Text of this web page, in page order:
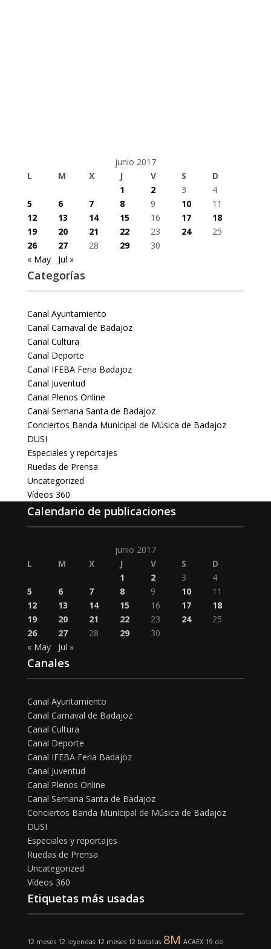
junio 2017
L
M X J V S
D
1
2 3
4
5
6 7 8 9 10
11
12
13 14 15 16 17
18
19
20 21 22 23 24
25
26
27 28 29
30
« May
Jul »
Categorías
Canal Ayuntamiento
Canal Carnaval de Badajoz
Canal Cultura
Canal Deporte
Canal IFEBA Feria Badajoz
Canal Juventud
Canal Plenos Online
Canal Semana Santa de Badajoz
Conciertos Banda Municipal de Música de Badajoz
DUSI
Especiales y reportajes
Ruedas de Prensa
Uncategorized
Vídeos 360
Calendario de publicaciones
junio 2017
L
M X J V S
D
1
2 3
4
5
6 7 8 9 10
11
12
13 14 15 16 17
18
19
20 21 22 23 24
25
26
27 28 29
30
« May
Jul »
Canales
Canal Ayuntamiento
Canal Carnaval de Badajoz
Canal Cultura
Canal Deporte
Canal IFEBA Feria Badajoz
Canal Juventud
Canal Plenos Online
Canal Semana Santa de Badajoz
Conciertos Banda Municipal de Música de Badajoz
DUSI
Especiales y reportajes
Ruedas de Prensa
Uncategorized
Vídeos 360
Etiquetas más usadas
12 meses 12 leyendas 12 meses 12 batallas 8M ACAEX 19 de